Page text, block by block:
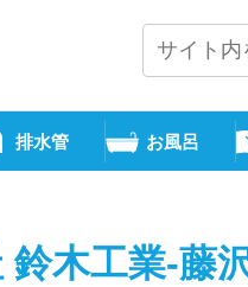
排水管 お風呂
鈴木工業-藤